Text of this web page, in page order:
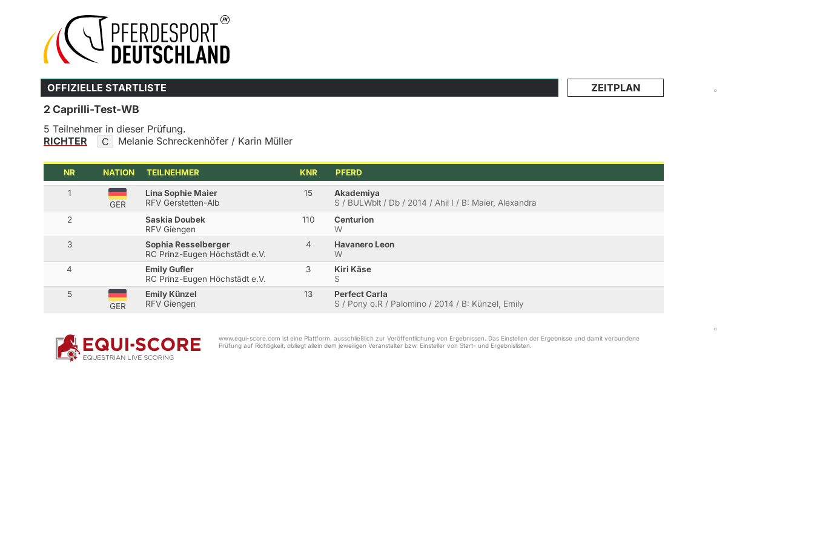
OFFIZIELLE STARTLISTE ZEITPLAN
2 Caprilli-Test-WB
5 Teilnehmer in dieser Prüfung.
RICHTER
C Melanie Schreckenhöfer / Karin Müller
NR NATION TEILNEHMER KNR PFERD
1
GER
Lina Sophie Maier
RFV Gerstetten-Alb
15
Akademiya
S / BULWblt / Db / 2014 / Ahil I / B: Maier, Alexandra
2
Saskia Doubek
RFV Giengen
110
Centurion
W
3
Sophia Resselberger
RC Prinz-Eugen Höchstädt e.V.
4
Havanero Leon
W
4
Emily Gufler
RC Prinz-Eugen Höchstädt e.V.
3
Kiri Käse
S
5
GER
Emily Künzel
RFV Giengen
13
Perfect Carla
S / Pony o.R / Palomino / 2014 / B: Künzel, Emily
www.equi-score.com ist eine Plattform, ausschließlich zur Veröffentlichung von Ergebnissen. Das Einstellen der Ergebnisse und damit verbundene
Prüfung auf Richtigkeit, obliegt allein dem jeweiligen Veranstalter bzw. Einsteller von Start- und Ergebnislisten.